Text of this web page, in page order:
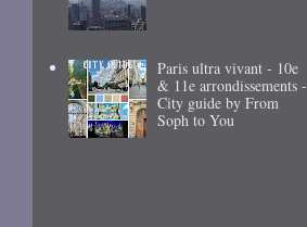
Paris ultra vivant - 10e
& 11e arrondissements -
City guide by From
Soph to You